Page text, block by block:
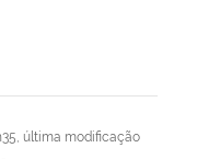
última modificação